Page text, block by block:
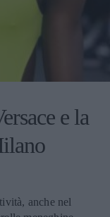
e la
anche nel